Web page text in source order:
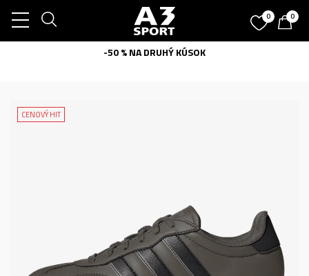
0 0
-50 % NA DRUHÝ KÚSOK
CENOVÝ HIT